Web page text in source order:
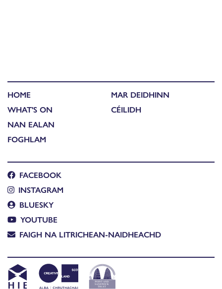
HOME
WHAT'S ON
NAN EALAN
FOGHLAM
MAR DEIDHINN
CÉILIDH
FACEBOOK
INSTAGRAM
BLUESKY
YOUTUBE
FAIGH NA LITRICHEAN-NAIDHEACHD